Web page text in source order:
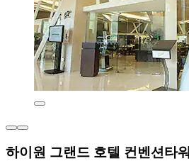
하이원 그랜드 호텔 컨벤션타워